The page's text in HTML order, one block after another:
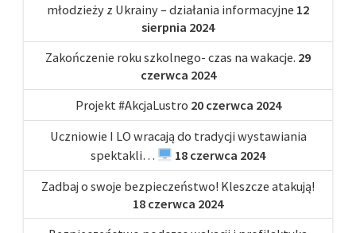
młodzieży z Ukrainy – działania informacyjne 12
sierpnia 2024
Zakończenie roku szkolnego- czas na wakacje. 29
czerwca 2024
Projekt #AkcjaLustro 20 czerwca 2024
Uczniowie I LO wracają do tradycji wystawiania
spektakli…
18 czerwca 2024
Zadbaj o swoje bezpieczeństwo! Kleszcze atakują!
18 czerwca 2024